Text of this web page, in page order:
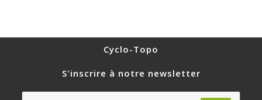
Cyclo-Topo
S'inscrire à notre newsletter